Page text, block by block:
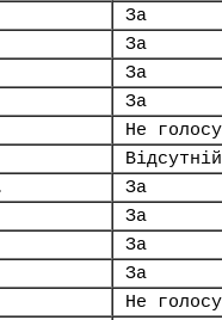
За
За
За
За
Не
Відсутній
За
За
За
За
Не